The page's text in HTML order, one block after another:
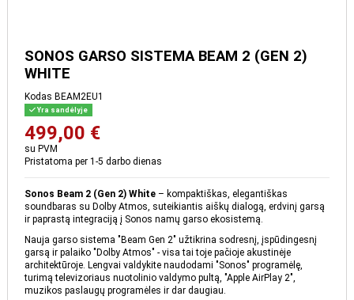
SONOS GARSO SISTEMA BEAM 2 (GEN 2)
WHITE
Kodas BEAM2EU1
Yra sandėlyje
499,00 €
su PVM
Pristatoma per 1-5 darbo dienas
Sonos Beam 2 (Gen 2) White – kompaktiškas, elegantiškas
soundbaras su Dolby Atmos, suteikiantis aiškų dialogą, erdvinį garsą
ir paprastą integraciją į Sonos namų garso ekosistemą.
Nauja garso sistema "Beam Gen 2" užtikrina sodresnį, įspūdingesnį
garsą ir palaiko "Dolby Atmos" - visa tai toje pačioje akustinėje
architektūroje. Lengvai valdykite naudodami "Sonos" programėlę,
turimą televizoriaus nuotolinio valdymo pultą, "Apple AirPlay 2",
muzikos paslaugų programėles ir dar daugiau.